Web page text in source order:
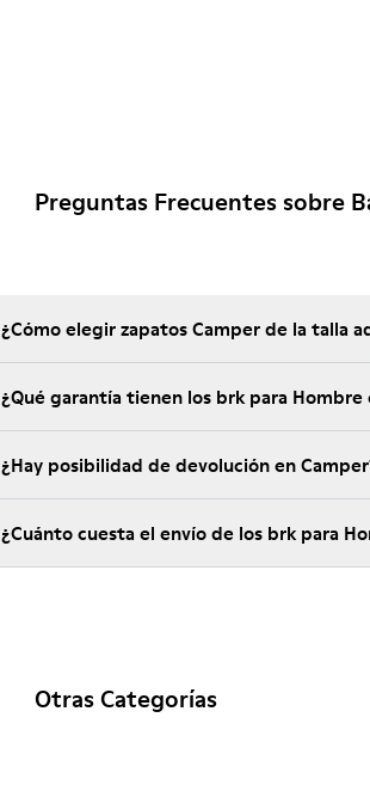
Preguntas Frecuentes sobre
¿Cómo elegir zapatos Camper de la talla
¿Qué garantía tienen los brk para
¿Hay posibilidad de devolución en
¿Cuánto cuesta el envío de los brk para
Otras Categorías